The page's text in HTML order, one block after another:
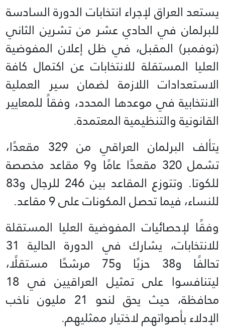
يستعد العراق لإجراء انتخابات الدورة السادسة
للبرلمان في الحادي عشر من تشرين الثاني
(نوفمبر) المقبل، في ظل إعلان المفوضية
العليا المستقلة للانتخابات عن اكتمال كافة
الاستعدادات اللازمة لضمان سير العملية
الانتخابية في موعدها المحدد، وفقاً للمعايير
القانونية والتنظيمية المعتمدة.
يتألف البرلمان العراقي من 329 مقعدًا،
تشمل 320 مقعدًا عامًا و9 مقاعد مخصصة
للكوتا. وتتوزع المقاعد بين 246 للرجال و83
للنساء، فيما تحصل المكونات على 9 مقاعد.
وفقًا لإحصائيات المفوضية العليا المستقلة
للانتخابات، يشارك في الدورة الحالية 31
تحالفًا و38 حزبًا و75 مرشحًا مستقلًا،
ليتنافسوا على تمثيل العراقيين في 18
محافظة، حيث يحق لنحو 21 مليون ناخب
الإدلاء بأصواتهم لاختيار ممثليهم.